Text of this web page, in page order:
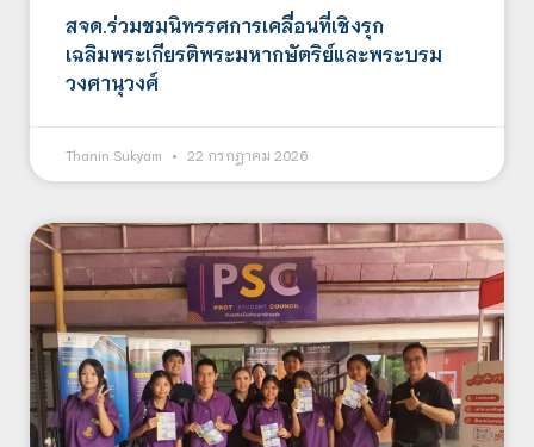
สจด.ร่วมชมนิทรรศการเคลื่อนที่เชิงรุก
เฉลิมพระเกียรติพระมหากษัตริย์และพระบรม
วงศานุวงศ์
Thanin Sukyam 22 กรกฎาคม 2026